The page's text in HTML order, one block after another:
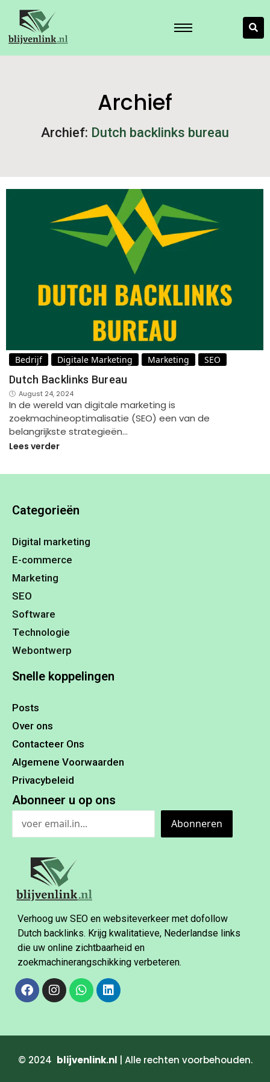
Archief
Archief: Dutch backlinks bureau
Bedrijf Digitale Marketing Marketing SEO
Dutch Backlinks Bureau
August 24, 2024
In de wereld van digitale marketing is
zoekmachineoptimalisatie (SEO) een van de
belangrijkste strategieën…
Lees verder
Categorieën
Digital marketing
E-commerce
Marketing
SEO
Software
Technologie
Webontwerp
Snelle koppelingen
Posts
Over ons
Contacteer Ons
Algemene Voorwaarden
Privacybeleid
Abonneer u op ons
Abonneren
Verhoog uw SEO en websiteverkeer met dofollow
Dutch backlinks. Krijg kwalitatieve, Nederlandse links
die uw online zichtbaarheid en
zoekmachinerangschikking verbeteren.
© 2024 blijvenlink.nl | Alle rechten voorbehouden.